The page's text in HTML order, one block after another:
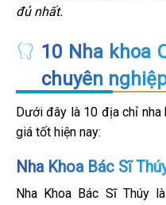
đủ nhất.
10 Nha khoa
chuyên
Dưới đây là 10 địa chỉ
giá tốt hiện nay:
Nha Khoa Bác Sĩ
Nha Khoa Bác Sĩ Thúy